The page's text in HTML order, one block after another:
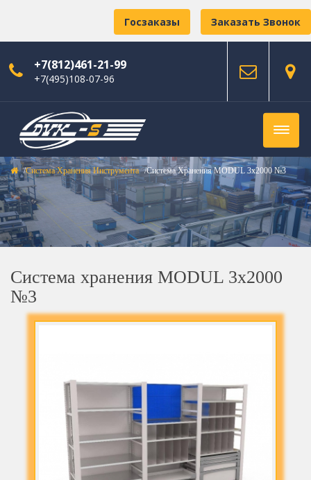
Заказать Звонок
Госзаказы
+7(812)461-21-99
+7(495)108-07-96
Система Хранения Инструмента Система Хранения MODUL 3х2000 №3
Система хранения MODUL 3х2000
№3